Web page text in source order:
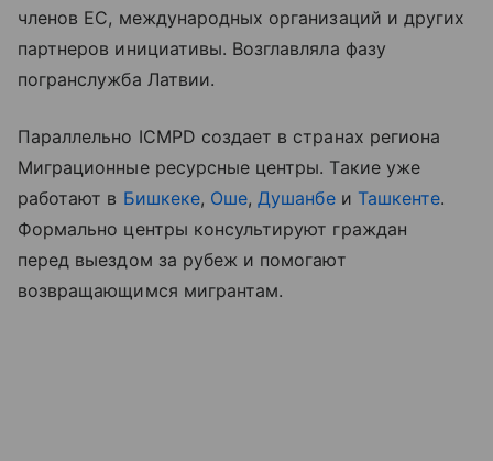
членов ЕС, международных организаций и других
партнеров инициативы. Возглавляла фазу
погранслужба Латвии.
Параллельно ICMPD создает в странах региона
Миграционные ресурсные центры. Такие уже
работают в Бишкеке, Оше, Душанбеи Ташкенте.
Формально центры консультируют граждан
перед выездом за рубеж и помогают
возвращающимся мигрантам.